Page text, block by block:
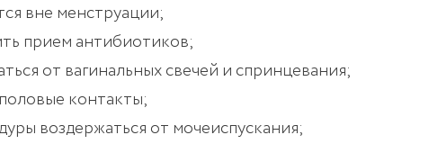
вне менструации;
прием антибиотиков;
от вагинальных свечей и спринцевания;
контакты;
воздержаться от мочеиспускания;